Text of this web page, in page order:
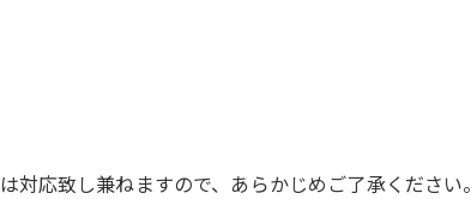
応致し兼ねますので、あらかじめご了承ください。